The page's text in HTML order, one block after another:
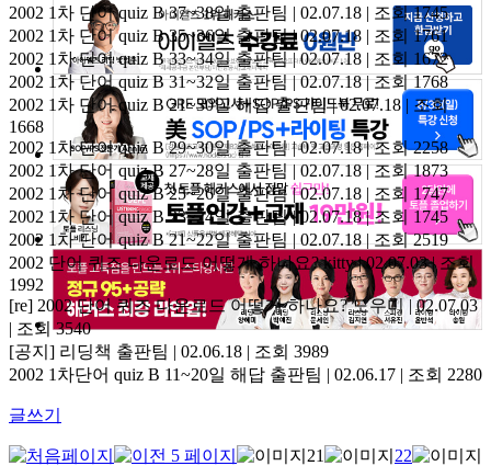
2002 1차 단어 quiz B 37~38일출판팀 | 02.07.18 | 조회 1745
2002 1차 단어 quiz B 35~36일출판팀 | 02.07.18 | 조회 1761
2002 1차 단어 quiz B 33~34일출판팀 | 02.07.18 | 조회 1672
2002 1차 단어 quiz B 31~32일출판팀 | 02.07.18 | 조회 1768
2002 1차 단어 quiz B 21~30일 해답출판팀 | 02.07.18 | 조회
1668
2002 1차 단어 quiz B 29~30일출판팀 | 02.07.18 | 조회 2258
2002 1차 단어 quiz B 27~28일출판팀 | 02.07.18 | 조회 1873
2002 1차 단어 quiz B 25~26일출판팀 | 02.07.18 | 조회 1747
2002 1차 단어 quiz B 23~24일출판팀 | 02.07.18 | 조회 1745
2002 1차 단어 quiz B 21~22일출판팀 | 02.07.18 | 조회 2519
2002 단어 퀴즈 다운로드 어떻게 하나요?kitty | 02.07.03 | 조회
1992
[re] 2002 단어 퀴즈 다운로드 어떻게 하나요?도우미 | 02.07.03
| 조회 3540
[공지] 리딩책 출판팀 | 02.06.18 | 조회 3989
2002 1차단어 quiz B 11~20일 해답 출판팀 | 02.06.17 | 조회 2280
글쓰기
21
22